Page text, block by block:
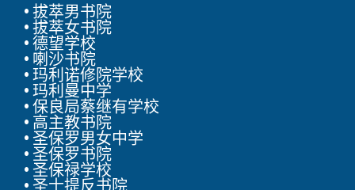
• 拔萃男书院
• 拔萃女书院
• 德望学校
• 喇沙书院
• 玛利诺修院学校
• 玛利曼中学
• 保良局蔡继有学校
• 高主教书院
• 圣保罗男女中学
• 圣保罗书院
• 圣保禄学校
• 圣士提反书院